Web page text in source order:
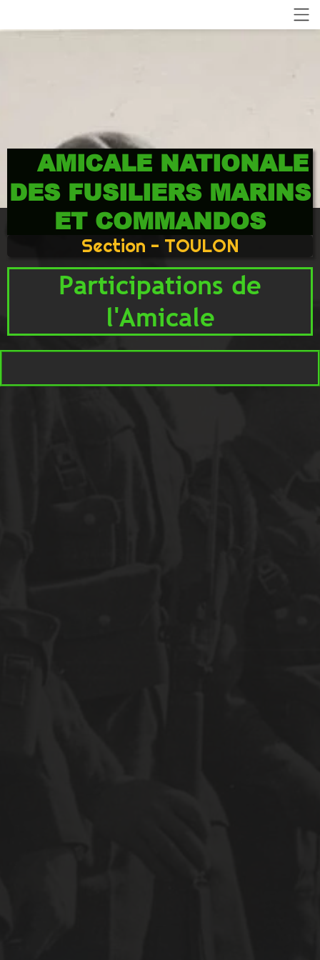
AMICALE NATIONALE
DES FUSILIERS MARINS
ET COMMANDOS
Section - TOULON
Participations de
l'Amicale